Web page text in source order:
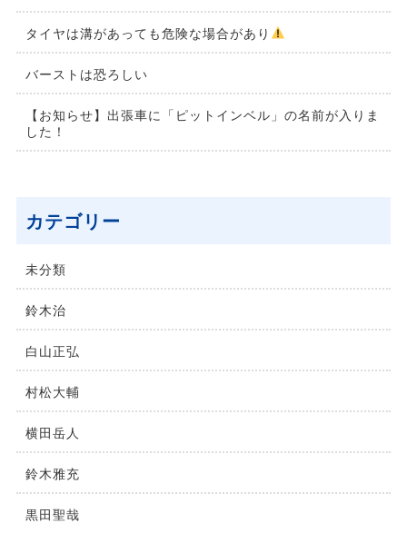
タイヤは溝があっても危険な場合があり
バーストは恐ろしい
【お知らせ】出張車に「ピットインベル」の名前が入りま
した！
カテゴリー
未分類
鈴⽊治
⽩⼭正弘
村松⼤輔
横⽥岳⼈
鈴木雅充
黒田聖哉